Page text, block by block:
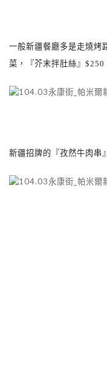
一般新疆餐廳多是走燒烤
菜，『芥末拌肚絲』 $250
新疆招牌的『孜然牛肉串